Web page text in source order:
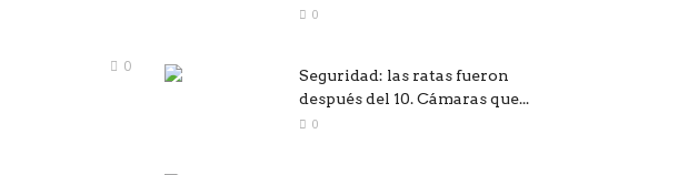
0
0
Seguridad: las ratas fueron
después del 10. Cámaras que...
0